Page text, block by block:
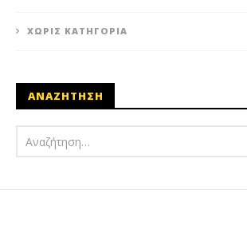
ΧΩΡΊΣ ΚΑΤΗΓΟΡΊΑ
ΑΝΑΖΗΤΗΣΗ